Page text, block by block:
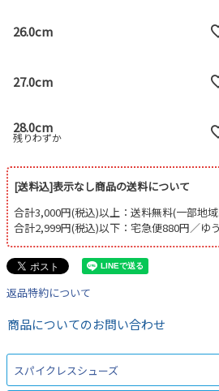
26.0cm
27.0cm
28.0cm
残りわずか
[送料込]表示なし商品の送料について
合計3,000円(税込)以上：送料無料(一部地
合計2,999円(税込)以下：宅急便880円／ゆ
返品特約について
商品についてのお問い合わせ
スパイクレスシューズ